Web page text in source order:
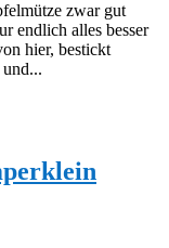
zwar gut
endlich alles besser
hier, bestickt